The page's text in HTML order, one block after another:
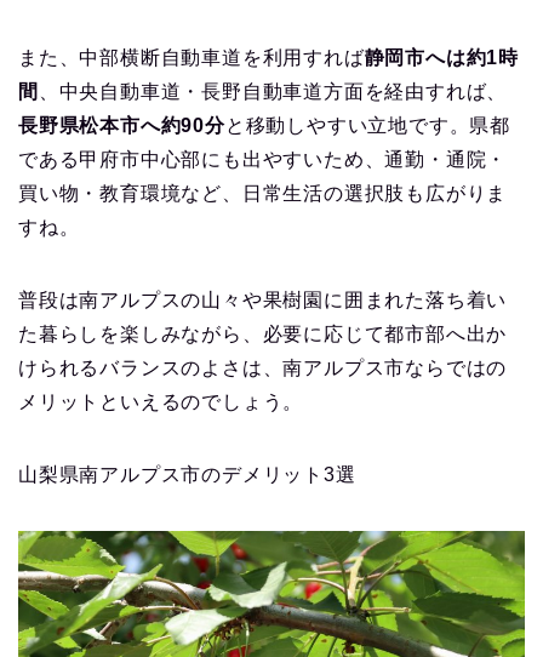
また、中部横断自動車道を利用すれば静岡市へは約1時
間
、中央自動車道・長野自動車道方面を経由すれば、
長野県松本市へ約90分と移動しやすい立地です。県都
である甲府市中心部にも出やすいため、通勤・通院・
買い物・教育環境など、日常生活の選択肢も広がりま
すね。
普段は南アルプスの山々や果樹園に囲まれた落ち着い
た暮らしを楽しみながら、必要に応じて都市部へ出か
けられるバランスのよさは、南アルプス市ならではの
メリットといえるのでしょう。
山梨県南アルプス市のデメリット3選